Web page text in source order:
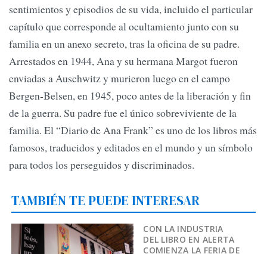
sentimientos y episodios de su vida, incluido el particular
capítulo que corresponde al ocultamiento junto con su
familia en un anexo secreto, tras la oficina de su padre.
Arrestados en 1944, Ana y su hermana Margot fueron
enviadas a Auschwitz y murieron luego en el campo
Bergen-Belsen, en 1945, poco antes de la liberación y fin
de la guerra. Su padre fue el único sobreviviente de la
familia. El “Diario de Ana Frank” es uno de los libros más
famosos, traducidos y editados en el mundo y un símbolo
para todos los perseguidos y discriminados.
TAMBIÉN TE PUEDE INTERESAR
CON LA INDUSTRIA
DEL LIBRO EN ALERTA
COMIENZA LA FERIA DE